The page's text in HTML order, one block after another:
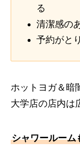
る
清潔感の
予約がと
ホットヨガ＆暗
大学店の店内は
シャワールーム